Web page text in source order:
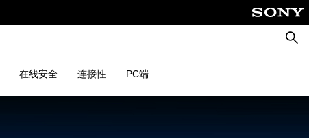
搜
索
在线安全 连接性 PC端